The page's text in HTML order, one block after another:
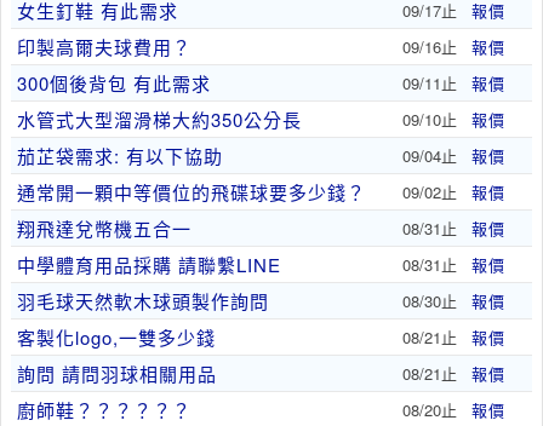
女生釘鞋 有此需求 09/17止 報價
印製高爾夫球費用？ 09/16止 報價
300個後背包 有此需求 09/11止 報價
水管式大型溜滑梯大約350公分長 09/10止 報價
茄芷袋需求: 有以下協助 09/04止 報價
通常開一顆中等價位的飛碟球要多少錢？ 09/02止 報價
翔飛達兌幣機五合一 08/31止 報價
中學體育用品採購 請聯繫LINE 08/31止 報價
羽毛球天然軟木球頭製作詢問 08/30止 報價
客製化logo,一雙多少錢 08/21止 報價
詢問 請問羽球相關用品 08/21止 報價
廚師鞋？？？？？？ 08/20止 報價